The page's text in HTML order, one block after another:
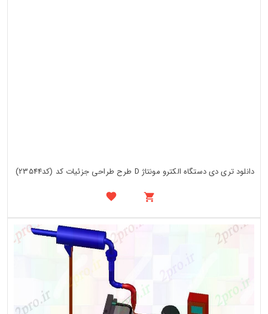
دانلود تری دی دستگاه الکترو مونتاژ D طرح طراحی جزئیات کد (کد23544)